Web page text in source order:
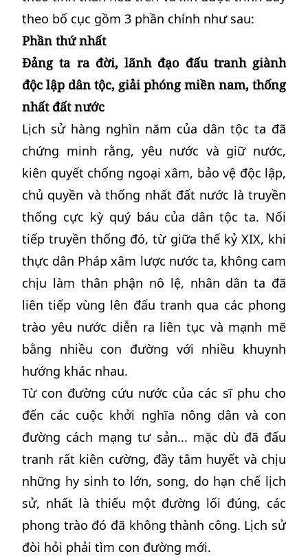
theo bố cục gồm 3 phần chính như sau:
Phần thứ nhất
Đảng ta ra đời, lãnh đạo đấu tranh giành
độc lập dân tộc, giải phóng miền nam, thống
nhất đất nước
Lịch sử hàng nghìn năm của dân tộc ta đã
chứng minh rằng, yêu nước và giữ nước,
kiên quyết chống ngoại xâm, bảo vệ độc lập,
chủ quyền và thống nhất đất nước là truyền
thống cực kỳ quý báu của dân tộc ta. Nối
tiếp truyền thống đó, từ giữa thế kỷ XIX, khi
thực dân Pháp xâm lược nước ta, không cam
chịu làm thân phận nô lệ, nhân dân ta đã
liên tiếp vùng lên đấu tranh qua các phong
trào yêu nước diễn ra liên tục và mạnh mẽ
bằng nhiều con đường với nhiều khuynh
hướng khác nhau.
Từ con đường cứu nước của các sĩ phu cho
đến các cuộc khởi nghĩa nông dân và con
đường cách mạng tư sản... mặc dù đã đấu
tranh rất kiên cường, đầy tâm huyết và chịu
những hy sinh to lớn, song, do hạn chế lịch
sử, nhất là thiếu một đường lối đúng, các
phong trào đó đã không thành công. Lịch sử
đòi hỏi phải tìm con đường mới.